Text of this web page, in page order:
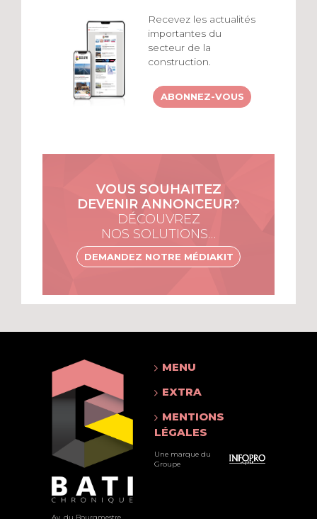
Recevez les actualités
importantes du
secteur de la
construction.
ABONNEZ-VOUS
VOUS SOUHAITEZ
DEVENIR ANNONCEUR?
DÉCOUVREZ
NOS SOLUTIONS…
DEMANDEZ NOTRE MÉDIAKIT
MENU
EXTRA
MENTIONS
LÉGALES
Une marque du
Groupe